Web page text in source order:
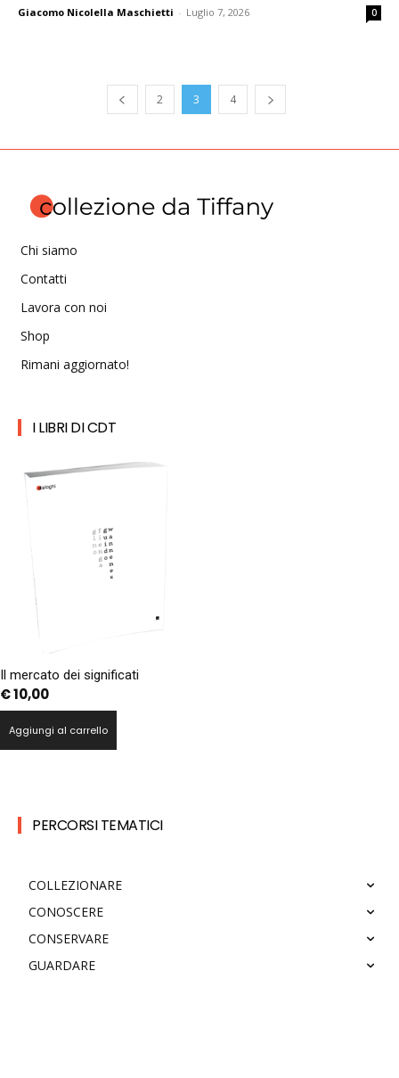
Giacomo Nicolella Maschietti - Luglio 7, 2026 0
2 3 4
Chi siamo
Contatti
Lavora con noi
Shop
Rimani aggiornato!
I LIBRI DI CDT
Il mercato dei significati
€10,00
Aggiungi al carrello
PERCORSI TEMATICI
COLLEZIONARE
CONOSCERE
CONSERVARE
GUARDARE